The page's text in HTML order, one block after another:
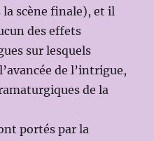
la scène finale), et il
des effets
sur lesquels
de l’intrigue,
de la
portés par la